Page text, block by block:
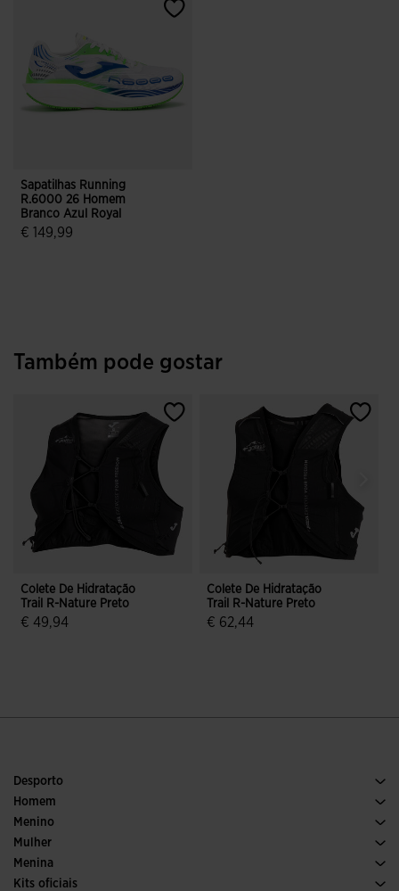
Sapatilhas Running
R.6000 26 Homem
Branco Azul Royal
€ 149,99
Também pode gostar
Colete De Hidratação
Trail R-Nature Preto
€ 49,94
Colete De Hidratação
Trail R-Nature Preto
€ 62,44
Desporto
Corrida
Futebol
Padel
Trail Running
Homem
Calcado Homem
Desporto
Menino
Ver todas as roupas para meninos
Mulher
Calcado Mulher
Desporto
Menina
Ver todas as roupas para meninas
Kits oficiais